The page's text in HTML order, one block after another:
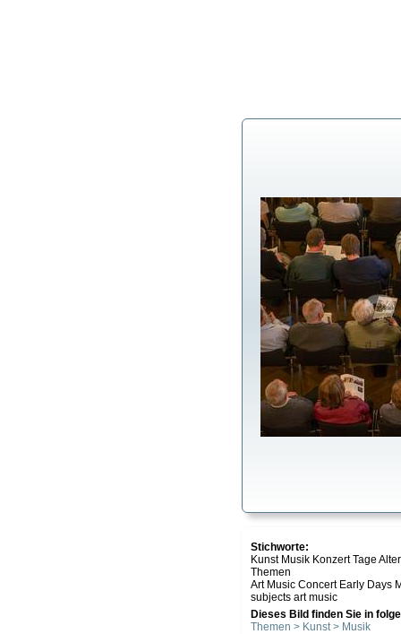
Stichworte:
Kunst Musik Konzert Tage
Themen
Art Music Concert Early Days
subjects art music
Dieses Bild finden Sie in
Themen > Kunst > Musik